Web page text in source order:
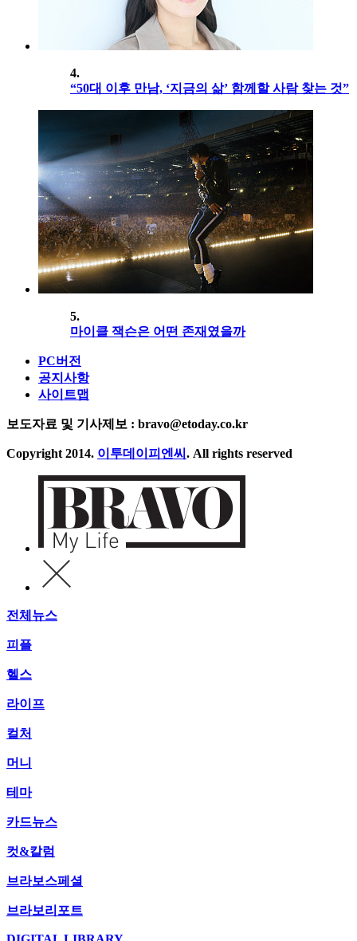
4.
“50대 이후 만남, ‘지금의 삶’ 함께할 사람 찾는 것”
5.
마이클 잭슨은 어떤 존재였을까
PC버전
공지사항
사이트맵
보도자료 및 기사제보 : bravo@etoday.co.kr
Copyright 2014. 이투데이피엔씨 . All rights reserved
전체뉴스
피플
헬스
라이프
컬처
머니
테마
카드뉴스
컷&칼럼
브라보스페셜
브라보리포트